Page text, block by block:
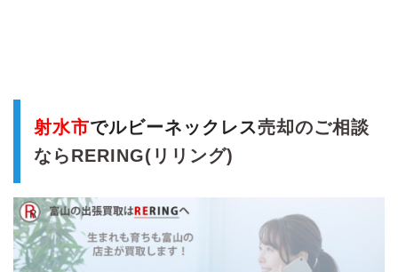
射水市でルビーネックレス売却のご相談
ならRERING(リリング)